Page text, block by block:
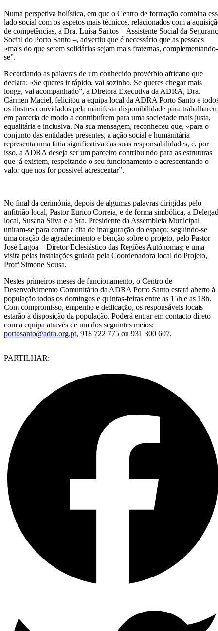
Numa perspetiva holística, em que o Centro de formação combina
lado social com os aspetos mais técnicos, relacionados com a
de competências, a Dra. Luísa Santos – Assistente Social da
Social do Porto Santo –, advertiu que é necessário que as pessoas
«mais do que serem solidárias sejam mais fraternas, complementando-
se”.
Recordando as palavras de um conhecido provérbio africano que
declara: «Se queres ir rápido, vai sozinho. Se queres chegar mais
longe, vai acompanhado”, a Diretora Executiva da ADRA, Dra.
Cármen Maciel, felicitou a equipa local da ADRA Porto Santo e
os ilustres convidados pela manifesta disponibilidade para trabalharem
em parceria de modo a contribuírem para uma sociedade mais justa,
equalitária e inclusiva. Na sua mensagem, reconheceu que, «para o
conjunto das entidades presentes, a ação social e humanitária
representa uma fatia significativa das suas responsabilidades, e, por
isso, a ADRA deseja ser um parceiro contribuindo para as estruturas
que já existem, respeitando o seu funcionamento e acrescentando o
valor que nos for possível acrescentar”.
No final da cerimónia, depois de algumas palavras dirigidas pelo
anfitrião local, Pastor Eurico Correia, e de forma simbólica, a
local, Susana Silva e a Sra. Presidente da Assembleia Municipal
uniram-se para cortar a fita de inauguração do espaço; seguindo-se
uma oração de agradecimento e bênção sobre o projeto, pelo Pastor
José Lagoa – Diretor Eclesiástico das Regiões Autónomas; e uma
visita pelas instalações guiada pela Coordenadora local do Projeto,
Profª Simone Sousa.
Nestes primeiros meses de funcionamento, o Centro de
Desenvolvimento Comunitário da ADRA Porto Santo estará aberto à
população todos os domingos e quintas-feiras entre as 15h e as 18h.
Com compromisso, empenho e dedicação, os responsáveis locais
estarão à disposição da população. Poderá entrar em contacto direto
com a equipa através de um dos seguintes meios:
portosanto@adra.org.pt, 918 722 775 ou 931 300 607.
PARTILHAR: